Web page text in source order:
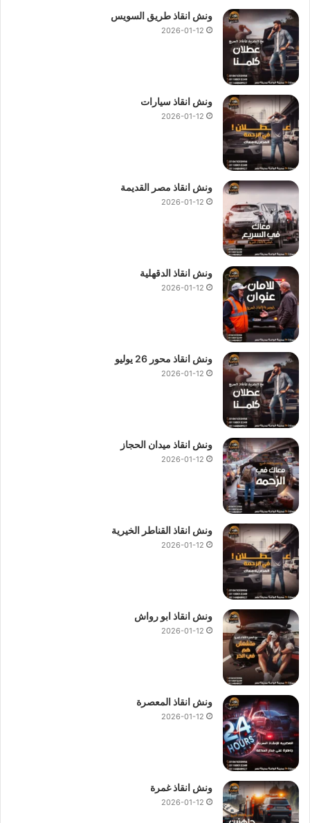
ونش انقاذ طريق السويس
2026-01-12
ونش انقاذ سيارات
2026-01-12
ونش انقاذ مصر القديمة
2026-01-12
ونش انقاذ الدقهلية
2026-01-12
ونش انقاذ محور 26 يوليو
2026-01-12
ونش انقاذ ميدان الحجاز
2026-01-12
ونش انقاذ القناطر الخيرية
2026-01-12
ونش انقاذ ابو رواش
2026-01-12
ونش انقاذ المعصرة
2026-01-12
ونش انقاذ غمرة
2026-01-12